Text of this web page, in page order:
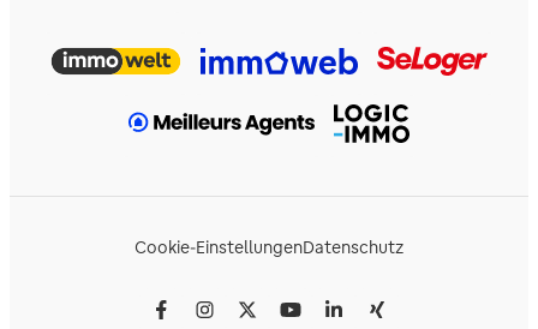
Cookie-EinstellungenDatenschutz